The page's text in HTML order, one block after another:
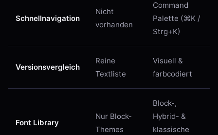
Schnellnavigation
Nicht
vorhanden
Command
Palette (⌘K /
Strg+K)
Versionsvergleich
Reine
Textliste
Visuell &
farbcodiert
Font Library
Nur Block-
Themes
Block-,
Hybrid- &
klassische